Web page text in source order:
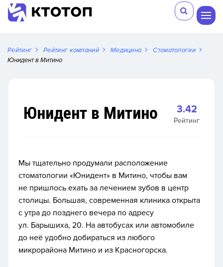
Рейтинг Рейтинг компаний Медицина
Стоматологии
Юнидент в Митино
Юнидент в Митино 3.42
Рейтинг
Мы тщательно продумали расположение
стоматологии «Юнидент» в Митино, чтобы вам
не пришлось ехать за лечением зубов в центр
столицы. Большая, современная клиника открыта
с утра до позднего вечера по адресу
ул. Барышиха, 20. На автобусах или автомобиле
до неё удобно добираться из любого
микрорайона Митино и из Красногорска.